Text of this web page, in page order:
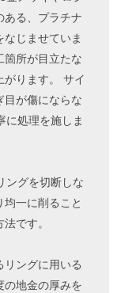
ある、プラチナ
じませていま
箇所が目立たな
がります。 サイ
目が傷にならな
に処理を施しま
ングを切断しな
一に削ること
です。
リングに用いる
の地金の厚みを